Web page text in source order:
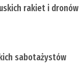
rakiet i dronów
sabotażystów